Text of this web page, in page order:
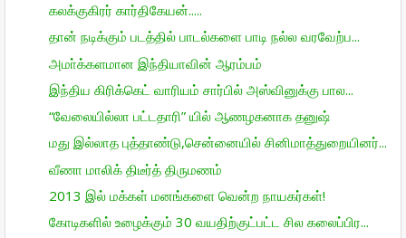
கலக்குகிரர் கார்திகேயன்.....
தான் நடிக்கும் படத்தில் பாடல்களை பாடி நல்ல வரவேற்ப...
அமா்க்களமான இந்தியாவின் ஆரம்பம்
இந்திய கிரிக்கெட் வாரியம் சார்பில் அஸ்வினுக்கு பால...
“வேலையில்லா பட்டதாரி” யில் ஆணழகனாக தனுஷ்
மது இல்லாத புத்தாண்டு,சென்னையில் சினிமாத்துறையினர்...
வீணா மாலிக் திடீர்த் திருமணம்
2013 இல் மக்கள் மனங்களை வென்ற நாயகர்கள்!
கோடிகளில் உழைக்கும் 30 வயதிற்குட்பட்ட சில கலைப்பிர...